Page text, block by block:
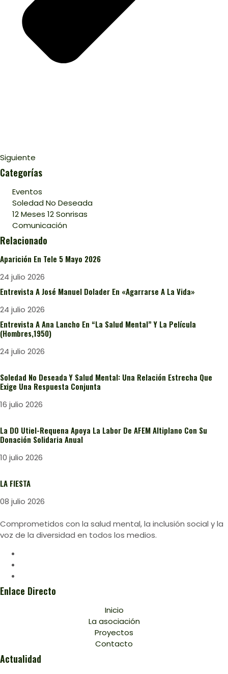
Siguiente
Categorías
Eventos
Soledad No Deseada
12 Meses 12 Sonrisas
Comunicación
Relacionado
Aparición En Tele 5 Mayo 2026
24 julio 2026
Entrevista A José Manuel Dolader En «Agarrarse A La Vida»
24 julio 2026
Entrevista A Ana Lancho En “La Salud Mental” Y La Película
(Hombres,1950)
24 julio 2026
Soledad No Deseada Y Salud Mental: Una Relación Estrecha Que
Exige Una Respuesta Conjunta
16 julio 2026
La DO Utiel-Requena Apoya La Labor De AFEM Altiplano Con Su
Donación Solidaria Anual
10 julio 2026
LA FIESTA
08 julio 2026
Comprometidos con la salud mental, la inclusión social y la
voz de la diversidad en todos los medios.
Enlace Directo
Inicio
La asociación
Proyectos
Contacto
Actualidad